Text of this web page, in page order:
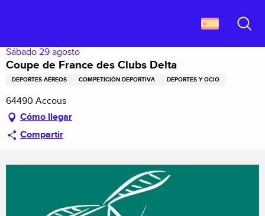
principal
Sábado 29 agosto
Coupe de France des Clubs Delta
DEPORTES AÉREOS COMPETICIÓN DEPORTIVA DEPORTES Y OCIO
64490 Accous
Cómo llegar
Compartir